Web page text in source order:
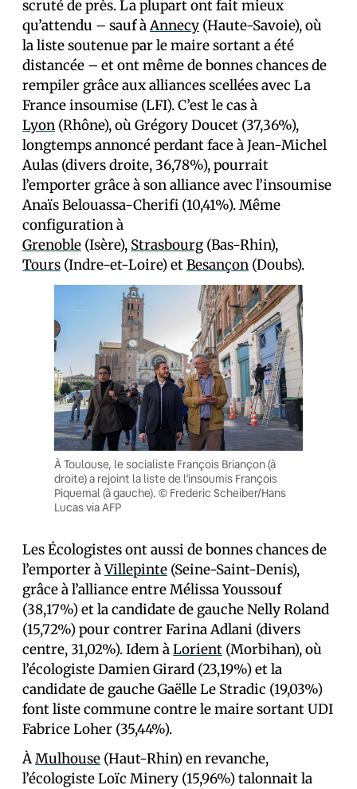
scruté de près. La plupart ont fait mieux
qu’attendu – sauf àAnnecy (Haute-Savoie), où
la liste soutenue par le maire sortant a été
distancée – et ont même de bonnes chances de
rempiler grâce aux alliances scellées avec La
France insoumise (LFI). C’est le cas à
Lyon (Rhône), où Grégory Doucet (37,36%),
longtemps annoncé perdant face à Jean-Michel
Aulas (divers droite, 36,78%), pourrait
l’emporter grâce à son alliance avec l’insoumise
Anaïs Belouassa-Cherifi (10,41%). Même
configuration à
Grenoble (Isère), Strasbourg (Bas-Rhin),
Tours (Indre-et-Loire) etBesançon (Doubs).
À Toulouse, le socialiste François Briançon (à
droite) a rejoint la liste de l’insoumis François
Piquemal (à gauche). © Frederic Scheiber/Hans
Lucas via AFP
Les Écologistes ont aussi de bonnes chances de
l’emporter àVillepinte (Seine-Saint-Denis),
grâce à l’alliance entre Mélissa Youssouf
(38,17%) et la candidate de gauche Nelly Roland
(15,72%) pour contrer Farina Adlani (divers
centre, 31,02%). Idem àLorient (Morbihan), où
l’écologiste Damien Girard (23,19%) et la
candidate de gauche Gaëlle Le Stradic (19,03%)
font liste commune contre le maire sortant UDI
Fabrice Loher (35,44%).
ÀMulhouse (Haut-Rhin) en revanche,
l’écologiste Loïc Minery (15,96%) talonnait la